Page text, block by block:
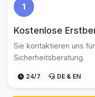
1
Kostenlose
Sie kontaktieren uns
Sicherheitsberatung.
24/7 DE & EN